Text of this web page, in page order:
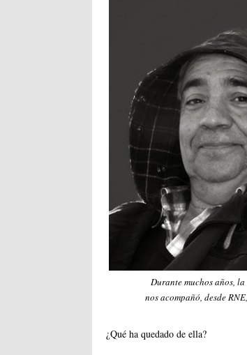
Durante muchos años,
nos acompañó, desde
¿Qué ha quedado de ella?